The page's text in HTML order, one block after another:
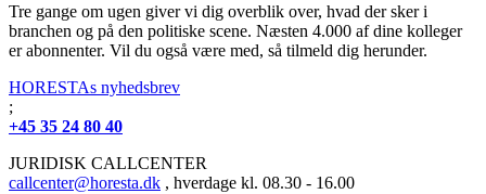
Tre gange om ugen giver vi dig overblik over, hvad der sker i
branchen og på den politiske scene. Næsten 4.000 af dine kolleger
er abonnenter. Vil du også være med, så tilmeld dig herunder.
HORESTAs nyhedsbrev
;
+45 35 24 80 40
JURIDISK CALLCENTER
callcenter@horesta.dk , hverdage kl. 08.30 - 16.00